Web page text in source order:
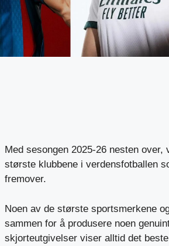
Med sesongen 2025-26 nesten
største klubbene i verdensfotballen
fremover.
Noen av de største sportsmerkene
sammen for å produsere noen
skjorteutgivelser viser alltid det beste